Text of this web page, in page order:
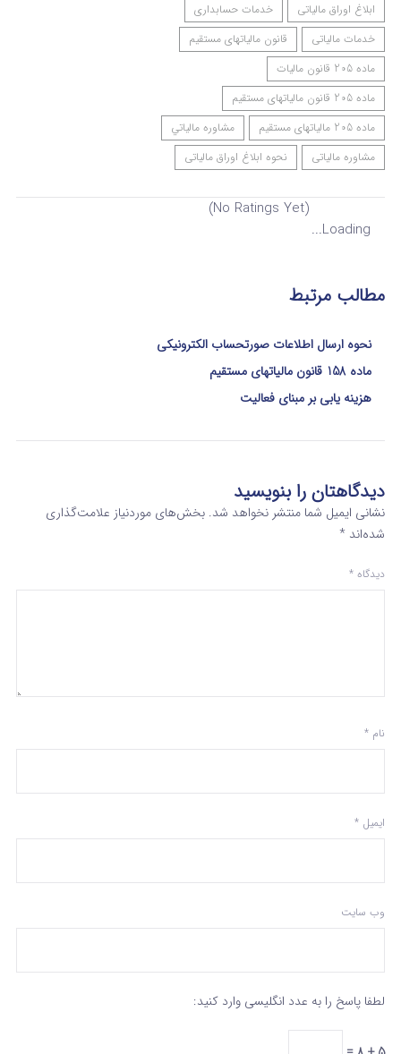
ابلاغ اوراق مالیاتی
خدمات حسابداری
خدمات مالیاتی
قانون مالیاتهای مستقیم
ماده 205 قانون مالیات
ماده 205 قانون مالیاتهای مستقیم
ماده 205 مالیاتهای مستقیم
مشاوره مالياتي
مشاوره مالیاتی
نحوه ابلاغ اوراق مالیاتی
(No Ratings Yet)
Loading...
مطالب مرتبط
نحوه ارسال اطلاعات صورتحساب الکترونیکی
ماده 158 قانون مالیاتهای مستقیم
هزینه یابی بر مبنای فعالیت
دیدگاهتان را بنویسید
نشانی ایمیل شما منتشر نخواهد شد. بخش‌های موردنیاز علامت‌گذاری
شده‌اند *
دیدگاه *
نام *
ایمیل *
وب‌ سایت
لطفا پاسخ را به عدد انگلیسی وارد کنید: